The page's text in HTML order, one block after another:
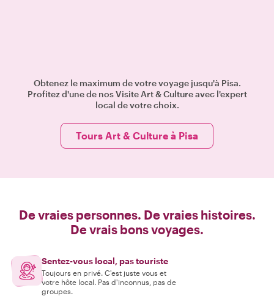
Obtenez le maximum de votre voyage jusqu'à Pisa.
Profitez d'une de nos Visite Art & Culture avec l'expert
local de votre choix.
Tours Art & Culture à Pisa
De vraies personnes. De vraies histoires.
De vrais bons voyages.
Sentez-vous local, pas touriste
Toujours en privé. C'est juste vous et
votre hôte local. Pas d'inconnus, pas de
groupes.